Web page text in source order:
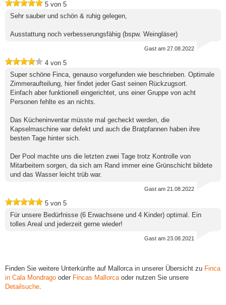
5 von 5
Sehr sauber und schön & ruhig gelegen,
Ausstattung noch verbesserungsfähig (bspw. Weingläser)
Gast am 27.08.2022
4 von 5
Super schöne Finca, genauso vorgefunden wie beschrieben. Optimale
Zimmeraufteilung, hier findet jeder Gast seinen Rückzugsort.
Einfach aber funktionell eingerichtet, uns einer Gruppe von acht
Personen fehlte es an nichts.
Das Kücheninventar müsste mal gecheckt werden, die
Kapselmaschine war defekt und auch die Bratpfannen haben ihre
besten Tage hinter sich.
Der Pool machte uns die letzten zwei Tage trotz Kontrolle von
Mitarbeitern sorgen, da sich am Rand immer eine Grünschicht bildete
und das Wasser leicht trüb war.
Gast am 21.08.2022
5 von 5
Für unsere Bedürfnisse (6 Erwachsene und 4 Kinder) optimal. Ein
tolles Areal und jederzeit gerne wieder!
Gast am 23.08.2021
Finden Sie weitere Unterkünfte auf Mallorca in unserer Übersicht zu Finca
in Cala Mondrago oder Fincas Mallorcaoder nutzen Sie unsere
Detailsuche.